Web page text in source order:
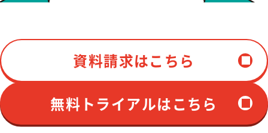
資料請求はこちら
無料トライアルはこちら